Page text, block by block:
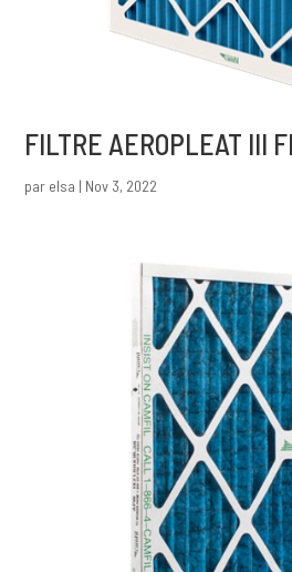
FILTRE AEROPLEAT III
par elsa | Nov 3, 2022